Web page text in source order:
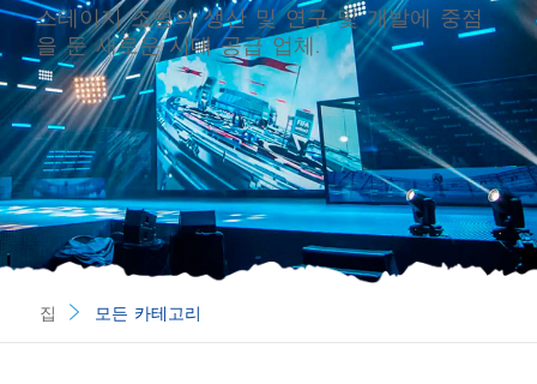
스테이지 조명의 생산 및 연구 및 개발에 중점
을 둔 새로운 시대 공급 업체.
집 모든 카테고리